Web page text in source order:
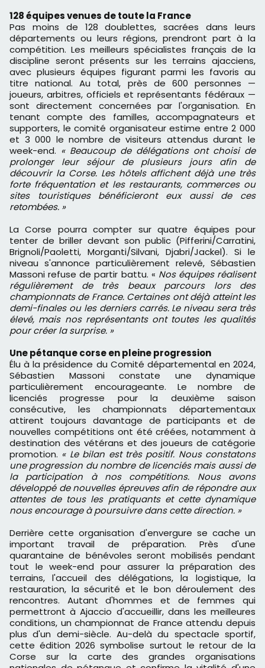
128 équipes venues de toute la France
Pas moins de 128 doublettes, sacrées dans leurs
départements ou leurs régions, prendront part à la
compétition. Les meilleurs spécialistes français de la
discipline seront présents sur les terrains ajacciens,
avec plusieurs équipes figurant parmi les favoris au
titre national. Au total, près de 600 personnes —
joueurs, arbitres, officiels et représentants fédéraux —
sont directement concernées par l'organisation. En
tenant compte des familles, accompagnateurs et
supporters, le comité organisateur estime entre 2 000
et 3 000 le nombre de visiteurs attendus durant le
week-end. « Beaucoup de délégations ont choisi de
prolonger leur séjour de plusieurs jours afin de
découvrir la Corse. Les hôtels affichent déjà une très
forte fréquentation et les restaurants, commerces ou
sites touristiques bénéficieront eux aussi de ces
retombées. »
La Corse pourra compter sur quatre équipes pour
tenter de briller devant son public (Pifferini/Carratini,
Brignoli/Paoletti, Morganti/Silvani, Djabri/Jackel). Si le
niveau s'annonce particulièrement relevé, Sébastien
Massoni refuse de partir battu. « Nos équipes réalisent
régulièrement de très beaux parcours lors des
championnats de France. Certaines ont déjà atteint les
demi-finales ou les derniers carrés. Le niveau sera très
élevé, mais nos représentants ont toutes les qualités
pour créer la surprise. »
Une pétanque corse en pleine progression
Élu à la présidence du Comité départemental en 2024,
Sébastien Massoni constate une dynamique
particulièrement encourageante. Le nombre de
licenciés progresse pour la deuxième saison
consécutive, les championnats départementaux
attirent toujours davantage de participants et de
nouvelles compétitions ont été créées, notamment à
destination des vétérans et des joueurs de catégorie
promotion. « Le bilan est très positif. Nous constatons
une progression du nombre de licenciés mais aussi de
la participation à nos compétitions. Nous avons
développé de nouvelles épreuves afin de répondre aux
attentes de tous les pratiquants et cette dynamique
nous encourage à poursuivre dans cette direction. »
Derrière cette organisation d'envergure se cache un
important travail de préparation. Près d'une
quarantaine de bénévoles seront mobilisés pendant
tout le week-end pour assurer la préparation des
terrains, l'accueil des délégations, la logistique, la
restauration, la sécurité et le bon déroulement des
rencontres. Autant d'hommes et de femmes qui
permettront à Ajaccio d'accueillir, dans les meilleures
conditions, un championnat de France attendu depuis
plus d'un demi-siècle. Au-delà du spectacle sportif,
cette édition 2026 symbolise surtout le retour de la
Corse sur la carte des grandes organisations